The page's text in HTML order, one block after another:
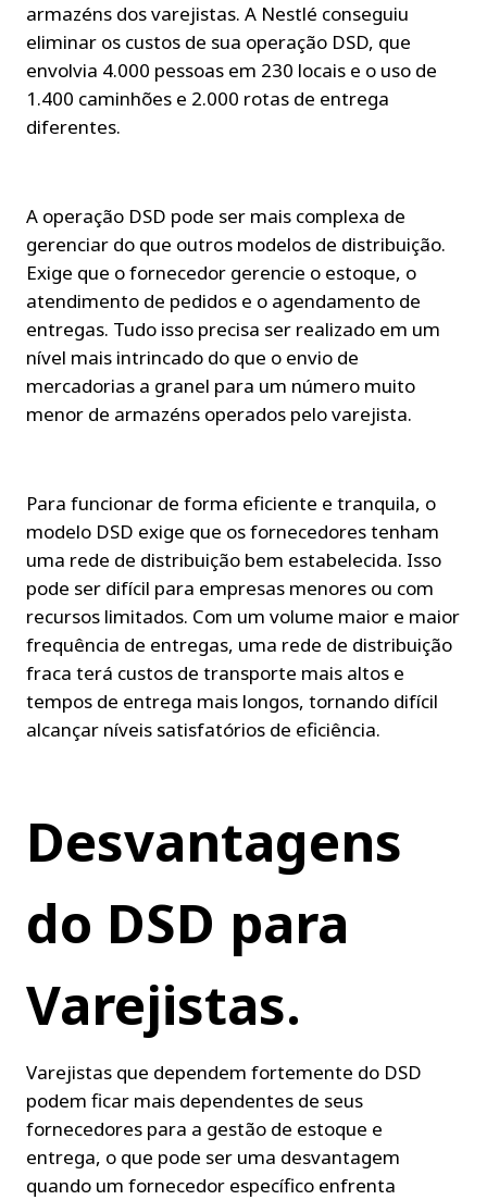
armazéns dos varejistas. A Nestlé conseguiu
eliminar os custos de sua operação DSD, que
envolvia 4.000 pessoas em 230 locais e o uso de
1.400 caminhões e 2.000 rotas de entrega
diferentes.
A operação DSD pode ser mais complexa de
gerenciar do que outros modelos de distribuição.
Exige que o fornecedor gerencie o estoque, o
atendimento de pedidos e o agendamento de
entregas. Tudo isso precisa ser realizado em um
nível mais intrincado do que o envio de
mercadorias a granel para um número muito
menor de armazéns operados pelo varejista.
Para funcionar de forma eficiente e tranquila, o
modelo DSD exige que os fornecedores tenham
uma rede de distribuição bem estabelecida. Isso
pode ser difícil para empresas menores ou com
recursos limitados. Com um volume maior e maior
frequência de entregas, uma rede de distribuição
fraca terá custos de transporte mais altos e
tempos de entrega mais longos, tornando difícil
alcançar níveis satisfatórios de eficiência.
Desvantagens
do DSD para
Varejistas.
Varejistas que dependem fortemente do DSD
podem ficar mais dependentes de seus
fornecedores para a gestão de estoque e
entrega, o que pode ser uma desvantagem
quando um fornecedor específico enfrenta